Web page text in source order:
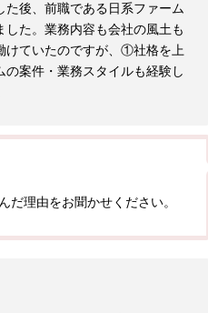
後、前職である日系ファーム
た。業務内容も会社の風土も
けていたのですが、①社格を上
案件・業務スタイルも経験し
だ理由をお聞かせください。